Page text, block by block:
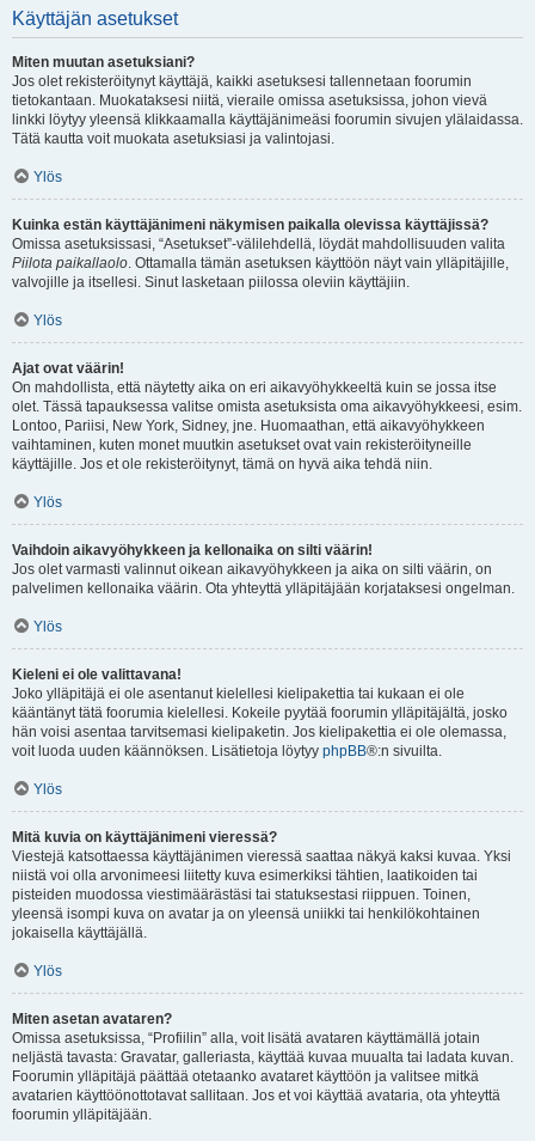
Käyttäjän asetukset
Miten muutan asetuksiani?
Jos olet rekisteröitynyt käyttäjä, kaikki asetuksesi tallennetaan foorumin
tietokantaan. Muokataksesi niitä, vieraile omissa asetuksissa, johon vievä
linkki löytyy yleensä klikkaamalla käyttäjänimeäsi foorumin sivujen ylälaidassa.
Tätä kautta voit muokata asetuksiasi ja valintojasi.
Ylös
Kuinka estän käyttäjänimeni näkymisen paikalla olevissa käyttäjissä?
Omissa asetuksissasi, “Asetukset”-välilehdellä, löydät mahdollisuuden valita
Piilota paikallaolo. Ottamalla tämän asetuksen käyttöön näyt vain ylläpitäjille,
valvojille ja itsellesi. Sinut lasketaan piilossa oleviin käyttäjiin.
Ylös
Ajat ovat väärin!
On mahdollista, että näytetty aika on eri aikavyöhykkeeltä kuin se jossa itse
olet. Tässä tapauksessa valitse omista asetuksista oma aikavyöhykkeesi, esim.
Lontoo, Pariisi, New York, Sidney, jne. Huomaathan, että aikavyöhykkeen
vaihtaminen, kuten monet muutkin asetukset ovat vain rekisteröityneille
käyttäjille. Jos et ole rekisteröitynyt, tämä on hyvä aika tehdä niin.
Ylös
Vaihdoin aikavyöhykkeen ja kellonaika on silti väärin!
Jos olet varmasti valinnut oikean aikavyöhykkeen ja aika on silti väärin, on
palvelimen kellonaika väärin. Ota yhteyttä ylläpitäjään korjataksesi ongelman.
Ylös
Kieleni ei ole valittavana!
Joko ylläpitäjä ei ole asentanut kielellesi kielipakettia tai kukaan ei ole
kääntänyt tätä foorumia kielellesi. Kokeile pyytää foorumin ylläpitäjältä, josko
hän voisi asentaa tarvitsemasi kielipaketin. Jos kielipakettia ei ole olemassa,
voit luoda uuden käännöksen. Lisätietoja löytyy phpBB®:n sivuilta.
Ylös
Mitä kuvia on käyttäjänimeni vieressä?
Viestejä katsottaessa käyttäjänimen vieressä saattaa näkyä kaksi kuvaa. Yksi
niistä voi olla arvonimeesi liitetty kuva esimerkiksi tähtien, laatikoiden tai
pisteiden muodossa viestimäärästäsi tai statuksestasi riippuen. Toinen,
yleensä isompi kuva on avatar ja on yleensä uniikki tai henkilökohtainen
jokaisella käyttäjällä.
Ylös
Miten asetan avataren?
Omissa asetuksissa, “Profiilin” alla, voit lisätä avataren käyttämällä jotain
neljästä tavasta: Gravatar, galleriasta, käyttää kuvaa muualta tai ladata kuvan.
Foorumin ylläpitäjä päättää otetaanko avataret käyttöön ja valitsee mitkä
avatarien käyttöönottotavat sallitaan. Jos et voi käyttää avataria, ota yhteyttä
foorumin ylläpitäjään.